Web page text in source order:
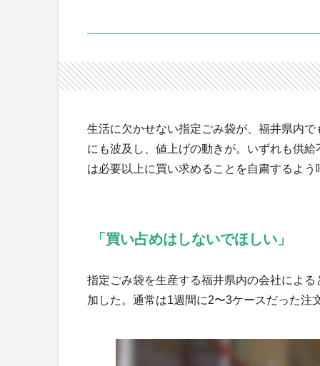
生活に欠かせない指定ごみ袋が、福井県内
にも波及し、値上げの動きが。いずれも供
は必要以上に買い求めることを自粛するよう
「買い占めはしないでほしい」
指定ごみ袋を生産する福井県内の会社によ
加した。通常は1週間に2〜3ケースだった注